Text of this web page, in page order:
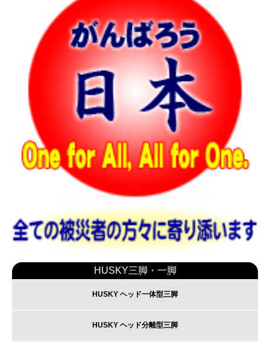
HUSKY三脚・一脚
HUSKY ヘッド一体型三脚
HUSKY ヘッド分離型三脚